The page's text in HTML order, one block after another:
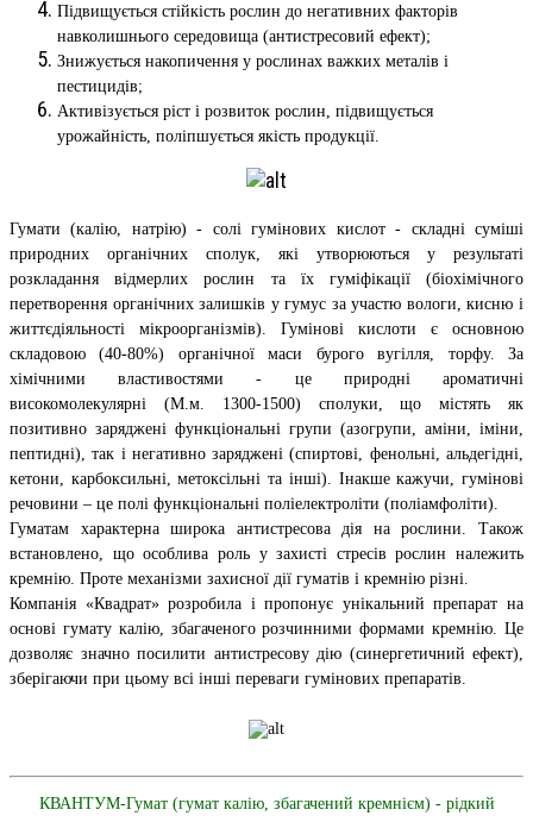
Підвищується стійкість рослин до негативних факторів
навколишнього середовища (антистресовий ефект);
Знижується накопичення у рослинах важких металів і
пестицидів;
Активізується ріст і розвиток рослин, підвищується
урожайність, поліпшується якість продукції.
Гумати (калію, натрію) - солі гумінових кислот - складні суміші
природних органічних сполук, які утворюються у результаті
розкладання відмерлих рослин та їх гуміфікації (біохімічного
перетворення органічних залишків у гумус за участю вологи, кисню і
життєдіяльності мікроорганізмів). Гумінові кислоти є основною
складовою (40-80%) органічної маси бурого вугілля, торфу. За
хімічними властивостями - це природні ароматичні
високомолекулярні (М.м. 1300-1500) сполуки, що містять як
позитивно заряджені функціональні групи (азогрупи, аміни, іміни,
пептидні), так і негативно заряджені (спиртові, фенольні, альдегідні,
кетони, карбоксильні, метоксільні та інші). Інакше кажучи, гумінові
речовини – це полі функціональні поліелектроліти (поліамфоліти).
Гуматам характерна широка антистресова дія на рослини. Також
встановлено, що особлива роль у захисті стресів рослин належить
кремнію. Проте механізми захисної дії гуматів і кремнію різні.
Компанія «Квадрат» розробила і пропонує унікальний препарат на
основі гумату калію, збагаченого розчинними формами кремнію. Це
дозволяє значно посилити антистресову дію (синергетичний ефект),
зберігаючи при цьому всі інші переваги гумінових препаратів.
КВАНТУМ-Гумат (гумат калію, збагачений кремнієм) - рідкий